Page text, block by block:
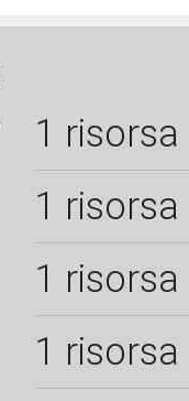
1 risorsa
1 risorsa
1 risorsa
1 risorsa